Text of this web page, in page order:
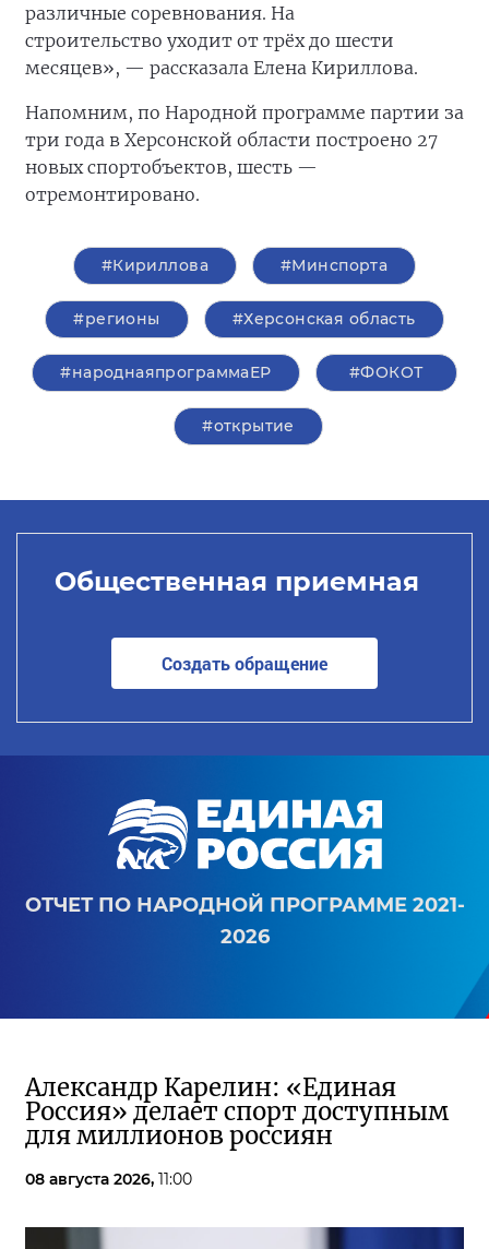
различные соревнования. На
строительство уходит от трёх до шести
месяцев», — рассказала Елена Кириллова.
Напомним, по Народной программе партии за
три года в Херсонской области построено 27
новых спортобъектов, шесть —
отремонтировано.
#Кириллова #Минспорта
#регионы #Херсонская область
#народнаяпрограммаЕР #ФОКОТ
#открытие
Общественная приемная
Создать обращение
ОТЧЕТ ПО НАРОДНОЙ ПРОГРАММЕ 2021-
2026
Александр Карелин: «Единая
Россия» делает спорт доступным
для миллионов россиян
08 августа 2026, 11:00